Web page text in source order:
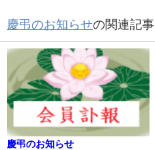
慶弔のお知らせの関連記事
慶弔のお知らせ